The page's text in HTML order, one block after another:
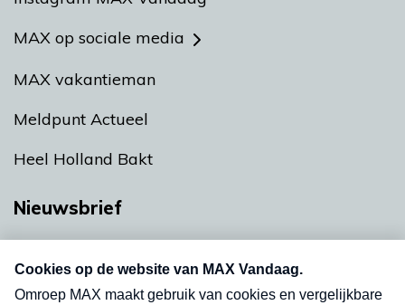
MAX op sociale media
MAX vakantieman
Meldpunt Actueel
Heel Holland Bakt
Nieuwsbrief
nieuwsbrief. Elke vrijdag- en dinsdagochtend in
uw mailbox.